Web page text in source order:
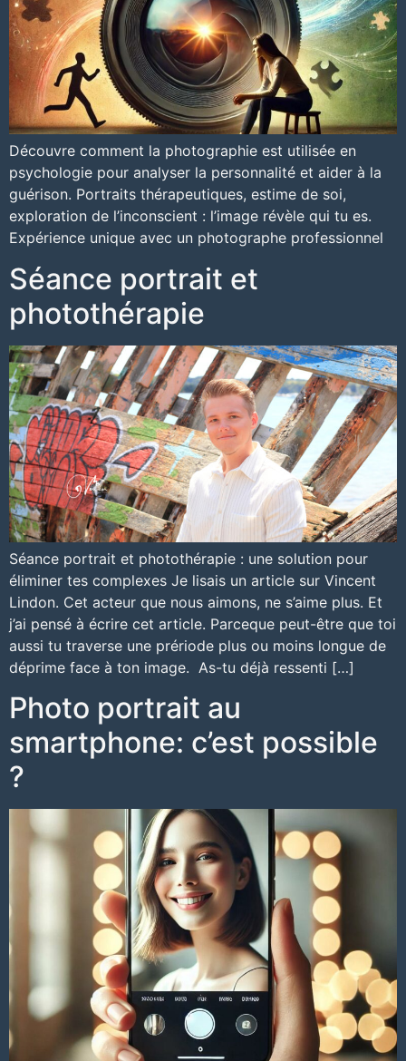
Découvre comment la photographie est utilisée en
psychologie pour analyser la personnalité et aider à la
guérison. Portraits thérapeutiques, estime de soi,
exploration de l’inconscient : l’image révèle qui tu es.
Expérience unique avec un photographe professionnel
Séance portrait et
photothérapie
Séance portrait et photothérapie : une solution pour
éliminer tes complexes Je lisais un article sur Vincent
Lindon. Cet acteur que nous aimons, ne s’aime plus. Et
j’ai pensé à écrire cet article. Parceque peut-être que toi
aussi tu traverse une prériode plus ou moins longue de
déprime face à ton image. As-tu déjà ressenti […]
Photo portrait au
smartphone: c’est possible
?